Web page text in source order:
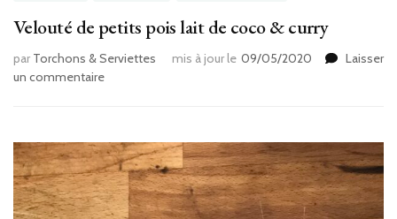
Velouté de petits pois lait de coco & curry
par Torchons & Serviettes mis à jour le 09/05/2020
Laisser
un commentairesur
pois
lait
de
coco